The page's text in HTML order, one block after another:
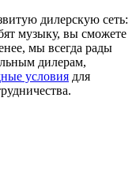
дилерскую сеть:
музыку, вы сможете
мы всегда рады
дилерам,
условия для